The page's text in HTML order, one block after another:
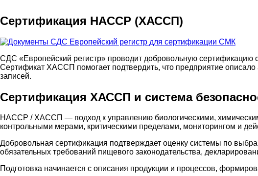
Сертификация HACCP (ХАССП)
СДС «Европейский регистр» проводит добровольную
Сертификат ХАССП помогает подтвердить, что предприятие описало
записей.
Сертификация ХАССП и система
HACCP / ХАССП — подход к управлению биологическими,
контрольными мерами, критическими пределами, мониторингом и
Добровольная сертификация подтверждает оценку системы по
обязательных требований пищевого законодательства,
Подготовка начинается с описания продукции и процессов,